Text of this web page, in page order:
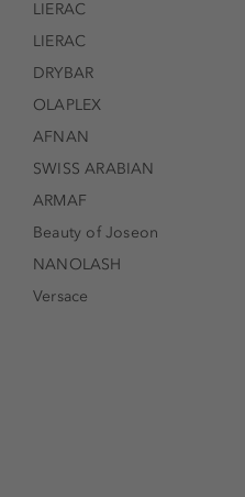
LIERAC
LIERAC
DRYBAR
OLAPLEX
AFNAN
SWISS ARABIAN
ARMAF
Beauty of Joseon
NANOLASH
Versace